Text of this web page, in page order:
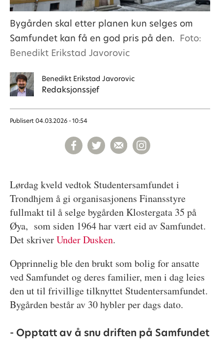
Bygården skal etter planen kun selges om
Samfundet kan få en god pris på den. Foto:
Benedikt Erikstad Javorovic
Benedikt Erikstad Javorovic
Redaksjonssjef
Publisert 04.03.2026 - 10:54
Lørdag kveld vedtok Studentersamfundet i
Trondhjem å gi organisasjonens Finansstyre
fullmakt til å selge bygården Klostergata 35 på
Øya, som siden 1964 har vært eid av Samfundet.
Det skriverUnder Dusken.
Opprinnelig ble den brukt som bolig for ansatte
ved Samfundet og deres familier, men i dag leies
den ut til frivillige tilknyttet Studentersamfundet.
Bygården består av 30 hybler per dags dato.
- Opptatt av å snu driften på Samfundet